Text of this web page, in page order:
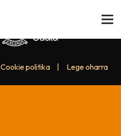
Cookie politika Lege oharra